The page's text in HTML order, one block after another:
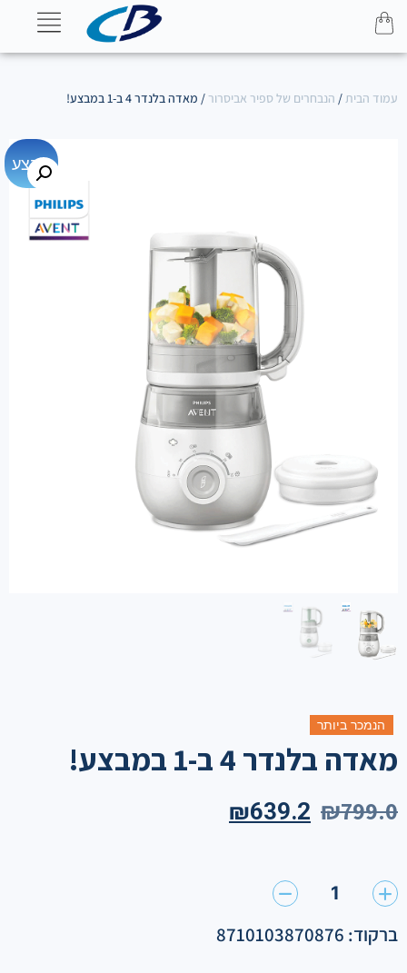
עמוד הבית/ הנבחרים של ספיר אביסרור/ מאדה בלנדר 4 ב-1 במבצע!
מבצע
הנמכר ביותר
מאדה בלנדר 4 ב-1 במבצע!
₪799.0
₪639.2
1
ברקוד: 8710103870876